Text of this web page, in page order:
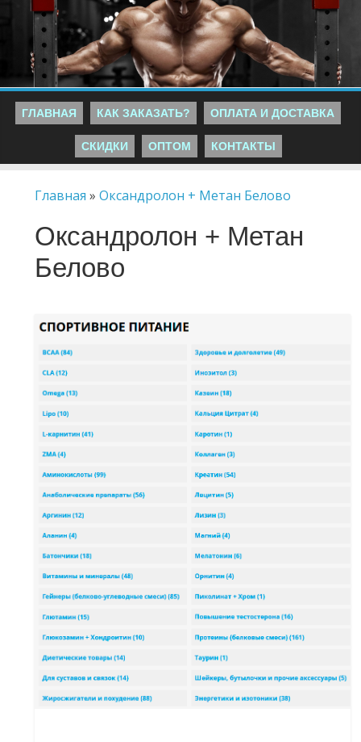
ГЛАВНАЯ КАК ЗАКАЗАТЬ? ОПЛАТА И ДОСТАВКА
СКИДКИ ОПТОМ КОНТАКТЫ
Главная »Оксандролон + Метан Белово
Оксандролон + Метан
Белово